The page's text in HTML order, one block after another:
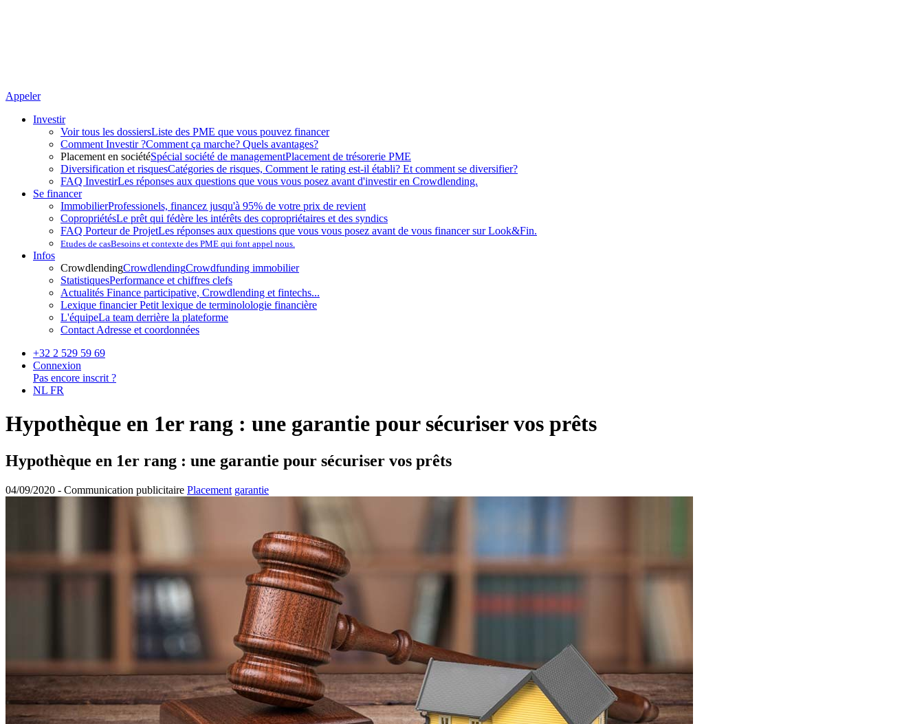
Appeler
Investir
Voir tous les dossiersListe des PME que vous pouvez financer
Comment Investir ?Comment ça marche? Quels avantages?
Placement en sociétéSpécial société de managementPlacement de trésorerie PME
Diversification et risquesCatégories de risques, Comment le rating est-il établi? Et comment se diversifier?
FAQ InvestirLes réponses aux questions que vous vous posez avant d'investir en Crowdlending.
Se financer
ImmobilierProfessionels, financez jusqu'à 95% de votre prix de revient
CopropriétésLe prêt qui fédère les intérêts des copropriétaires et des syndics
FAQ Porteur de ProjetLes réponses aux questions que vous vous posez avant de vous financer sur Look&Fin.
Etudes de casBesoins et contexte des PME qui font appel nous.
Infos
CrowdlendingCrowdlendingCrowdfunding immobilier
StatistiquesPerformance et chiffres clefs
Actualités Finance participative, Crowdlending et fintechs...
Lexique financierPetit lexique de terminolologie financière
L'équipeLa team derrière la plateforme
Contact Adresse et coordonnées
+32 2 529 59 69
Connexion
Pas encore inscrit ?
NL FR
Hypothèque en 1er rang : une garantie pour sécuriser vos prêts
Hypothèque en 1er rang : une garantie pour sécuriser vos prêts
04/09/2020 - Communication publicitaire Placement garantie